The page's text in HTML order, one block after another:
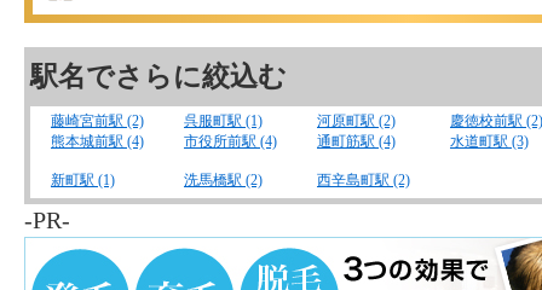
駅名でさらに絞込む
藤崎宮前駅 (2) 呉服町駅 (1) 河原町駅 (2)
慶徳校前駅 (2)
熊本城前駅 (4)
市役所前駅 (4) 通町筋駅 (4) 水道町駅 (3)
新町駅 (1) 洗馬橋駅 (2) 西辛島町駅 (2)
-PR-